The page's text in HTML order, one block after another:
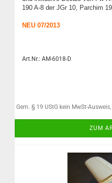
190 A-8 der JGr 10, Parchim
NEU 07/2013
Art.Nr.: AM-6018-D
Gem. § 19 UStG kein MwSt-
ZUM